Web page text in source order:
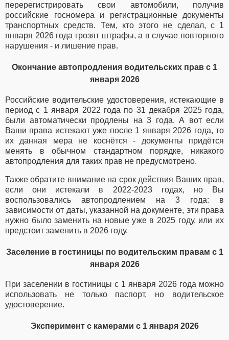
перерегистрировать свои автомобили, получив
российские госномера и регистрационные документы
транспортных средств. Тем, кто этого не сделал, с 1
января 2026 года грозят штрафы, а в случае повторного
нарушения - и лишение прав.
Окончание автопродления водительских прав с 1
января 2026
Российские водительские удостоверения, истекающие в
период с 1 января 2022 года по 31 декабря 2025 года,
были автоматически продлены на 3 года. А вот если
Ваши права истекают уже после 1 января 2026 года, то
их данная мера не коснётся - документы придётся
менять в обычном стандартном порядке, никакого
автопродления для таких прав не предусмотрено.
Также обратите внимание на срок действия Ваших прав,
если они истекали в 2022-2023 годах, но Вы
воспользовались автопродлением на 3 года: в
зависимости от даты, указанной на документе, эти права
нужно было заменить на новые уже в 2025 году, или их
предстоит заменить в 2026 году.
Заселение в гостиницы по водительским правам с 1
января 2026
При заселении в гостиницы с 1 января 2026 года можно
использовать не только паспорт, но водительское
удостоверение.
Эксперимент с камерами с 1 января 2026